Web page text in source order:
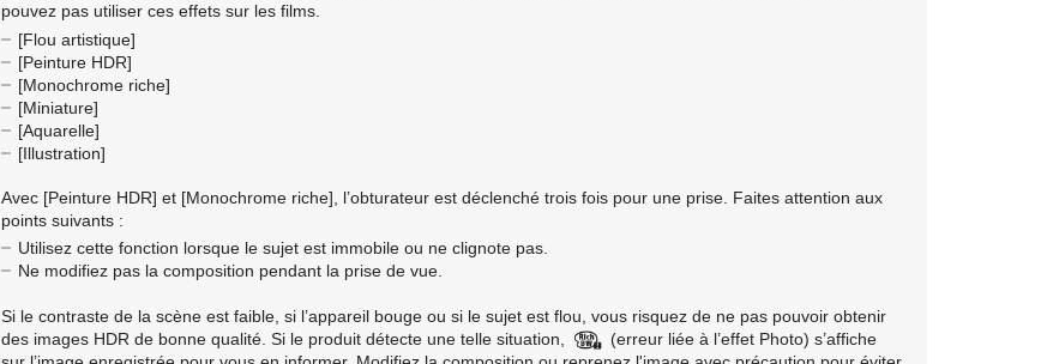
pouvez pas utiliser ces effets sur les films.
[Flou artistique]
[Peinture HDR]
[Monochrome riche]
[Miniature]
[Aquarelle]
[Illustration]
Avec [Peinture HDR] et [Monochrome riche] , l’obturateur est déclenché trois fois pour une prise. Faites attention aux
points suivants :
Utilisez cette fonction lorsque le sujet est immobile ou ne clignote pas.
Ne modifiez pas la composition pendant la prise de vue.
Si le contraste de la scène est faible, si l’appareil bouge ou si le sujet est flou, vous risquez de ne pas pouvoir obtenir
des images HDR de bonne qualité. Si le produit détecte une telle situation,
(erreur liée à l’effet Photo) s’affiche